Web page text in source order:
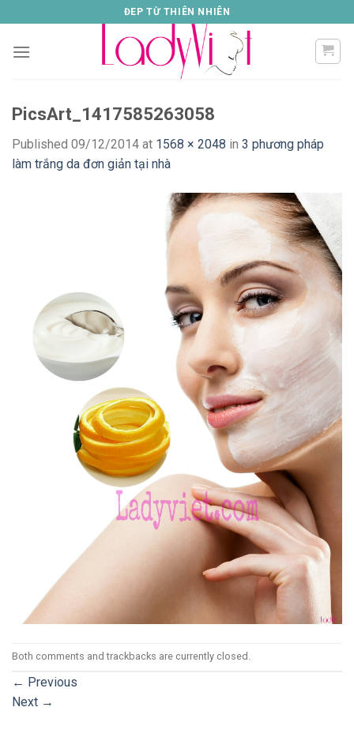
to
content
ĐEP TỪ THIÊN NHIÊN
PicsArt_1417585263058
Published 09/12/2014 at 1568 × 2048 in 3 phương pháp
làm trắng da đơn giản tại nhà
Both comments and trackbacks are currently closed.
← Previous
Next →